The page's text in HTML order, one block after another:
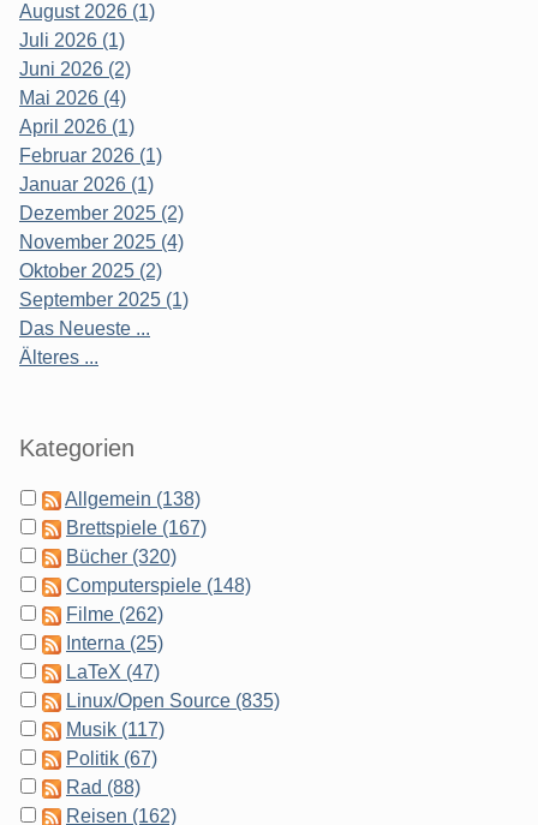
August 2026 (1)
Juli 2026 (1)
Juni 2026 (2)
Mai 2026 (4)
April 2026 (1)
Februar 2026 (1)
Januar 2026 (1)
Dezember 2025 (2)
November 2025 (4)
Oktober 2025 (2)
September 2025 (1)
Das Neueste ...
Älteres ...
Kategorien
Allgemein (138)
Brettspiele (167)
Bücher (320)
Computerspiele (148)
Filme (262)
Interna (25)
LaTeX (47)
Linux/Open Source (835)
Musik (117)
Politik (67)
Rad (88)
Reisen (162)